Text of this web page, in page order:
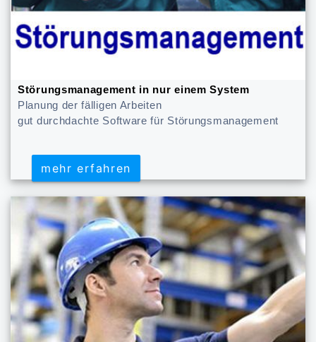
Störungsmanagement in nur einem System
Planung der fälligen Arbeiten
gut durchdachte Software für Störungsmanagement
mehr erfahren
mehr erfahren